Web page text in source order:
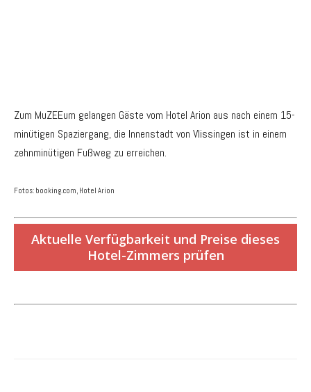
Zum MuZEEum gelangen Gäste vom Hotel Arion aus nach einem 15-
minütigen Spaziergang, die Innenstadt von Vlissingen ist in einem
zehnminütigen Fußweg zu erreichen.
Fotos: booking.com, Hotel Arion
Aktuelle Verfügbarkeit und Preise dieses
Hotel-Zimmers prüfen